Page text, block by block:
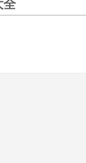
全